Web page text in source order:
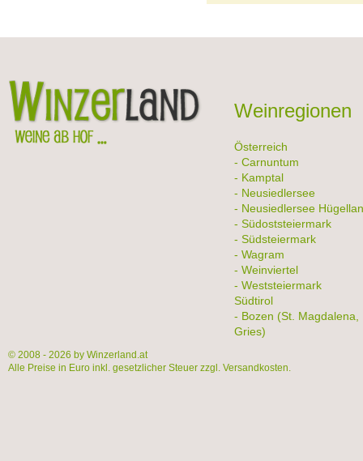
Weinregionen
Österreich
- Carnuntum
- Kamptal
- Neusiedlersee
- Neusiedlersee
- Südoststeiermark
- Südsteiermark
- Wagram
- Weinviertel
- Weststeiermark
Südtirol
- Bozen (St. Magdalena,
Gries)
© 2008 - 2026 by Winzerland.at
Alle Preise in Euro inkl. gesetzlicher Steuer zzgl. Versandkosten.